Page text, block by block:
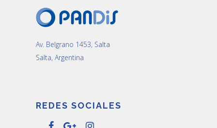
Av. Belgrano 1453, Salta
Salta, Argentina
REDES SOCIALES